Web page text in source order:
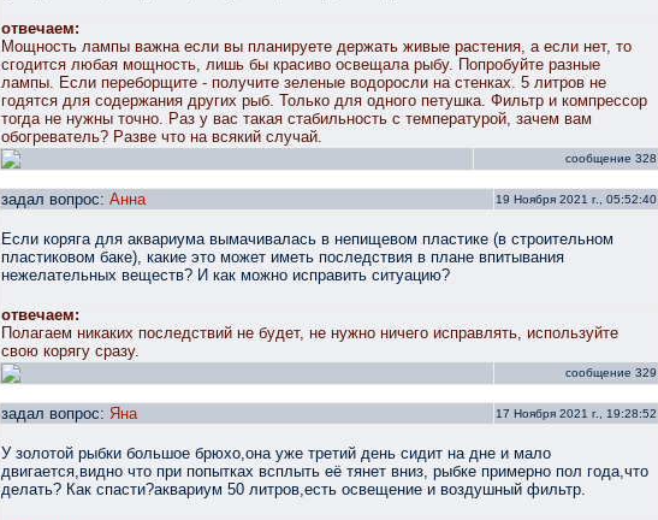
отвечаем:
Мощность лампы важна если вы планируете держать живые растения, а если нет, то
сгодится любая мощность, лишь бы красиво освещала рыбу. Попробуйте разные
лампы. Если переборщите - получите зеленые водоросли на стенках. 5 литров не
годятся для содержания других рыб. Только для одного петушка. Фильтр и компрессор
тогда не нужны точно. Раз у вас такая стабильность с температурой, зачем вам
обогреватель? Разве что на всякий случай.
сообщение 328
задал вопрос: Анна 19 Ноября 2021 г., 05:52:40
Если коряга для аквариума вымачивалась в непищевом пластике (в строительном
пластиковом баке), какие это может иметь последствия в плане впитывания
нежелательных веществ? И как можно исправить ситуацию?
отвечаем:
Полагаем никаких последствий не будет, не нужно ничего исправлять, используйте
свою корягу сразу.
сообщение 329
задал вопрос: Яна 17 Ноября 2021 г., 19:28:52
У золотой рыбки большое брюхо,она уже третий день сидит на дне и мало
двигается,видно что при попытках всплыть её тянет вниз, рыбке примерно пол года,что
делать? Как спасти?аквариум 50 литров,есть освещение и воздушный фильтр.